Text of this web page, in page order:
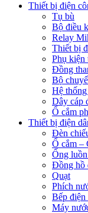
Thiết bị điện
Tụ bù
Bộ điều
Relay
Thiết bị
Phụ kiện
Đồng
Bộ
Hệ
Dây cáp
Ổ cắm
Thiết bị điện
Đèn
Ổ cắm –
Ống
Đồng hồ
Quạt
Phích
Bếp điện
Máy